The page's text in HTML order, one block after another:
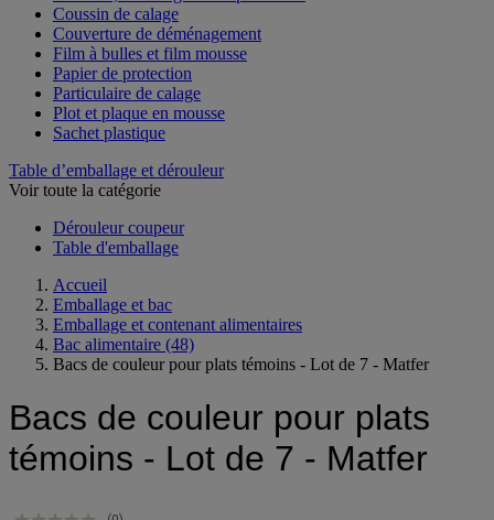
Cornière, coin et gaine de protection
Coussin de calage
Couverture de déménagement
Film à bulles et film mousse
Papier de protection
Particulaire de calage
Plot et plaque en mousse
Table d’emballage et dérouleur
Dérouleur coupeur
Accueil
Emballage et bac
Emballage et contenant alimentaires
Bac alimentaire (48)
Bacs de couleur pour plats
témoins - Lot de 7 - Matfer